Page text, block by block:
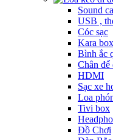
Sound
USB ,
Cóc sạc
Kara box
Bình ắc
Chân để
HDMI
Sạc xe
Loa
Tivi box
Đồ Chơi